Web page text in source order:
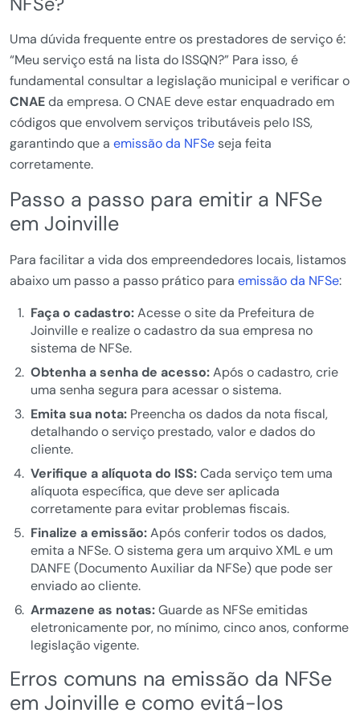
Uma dúvida frequente entre os prestadores de serviço é:
“Meu serviço está na lista do ISSQN?” Para isso, é
fundamental consultar a legislação municipal e verificar o
CNAEda empresa. O CNAE deve estar enquadrado em
códigos que envolvem serviços tributáveis pelo ISS,
garantindo que a emissão da NFSe seja feita
corretamente.
Passo a passo para emitir a NFSe
em Joinville
Para facilitar a vida dos empreendedores locais, listamos
abaixo um passo a passo prático para emissão da NFSe:
Faça o cadastro:Acesse o site da Prefeitura de
Joinville e realize o cadastro da sua empresa no
sistema de NFSe.
Obtenha a senha de acesso:Após o cadastro, crie
uma senha segura para acessar o sistema.
Emita sua nota:Preencha os dados da nota fiscal,
detalhando o serviço prestado, valor e dados do
cliente.
Verifique a alíquota do ISS:Cada serviço tem uma
alíquota específica, que deve ser aplicada
corretamente para evitar problemas fiscais.
Finalize a emissão:Após conferir todos os dados,
emita a NFSe. O sistema gera um arquivo XML e um
DANFE (Documento Auxiliar da NFSe) que pode ser
enviado ao cliente.
Armazene as notas:Guarde as NFSe emitidas
eletronicamente por, no mínimo, cinco anos, conforme
legislação vigente.
Erros comuns na emissão da NFSe
em Joinville e como evitá-los